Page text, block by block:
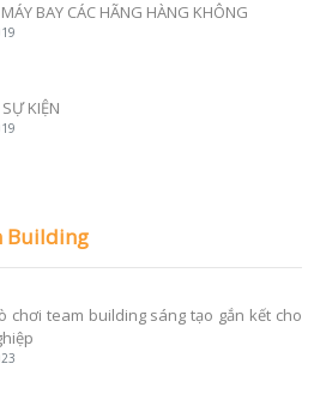
BAY CÁC HÃNG HÀNG KHÔNG
KIỆN
Building
chơi team building sáng tạo gắn kết cho